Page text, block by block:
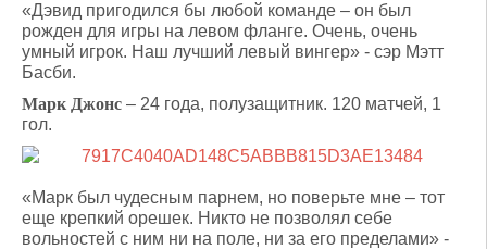
«Дэвид пригодился бы любой команде – он был
рожден для игры на левом фланге. Очень, очень
умный игрок. Наш лучший левый вингер» - сэр Мэтт
Басби.
Марк Джонс – 24 года, полузащитник. 120 матчей, 1
гол.
«Марк был чудесным парнем, но поверьте мне – тот
еще крепкий орешек. Никто не позволял себе
вольностей с ним ни на поле, ни за его пределами» -